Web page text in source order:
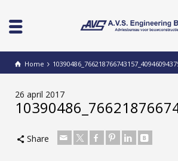
Home
26 april 2017
Share